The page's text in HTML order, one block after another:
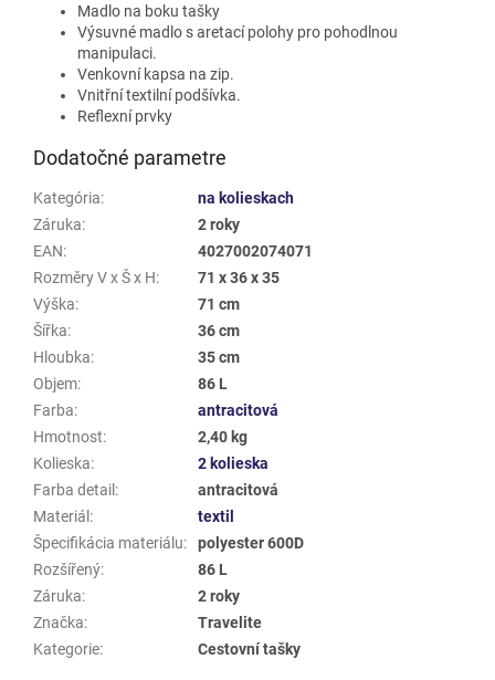
Madlo na boku tašky
Výsuvné madlo s aretací polohy pro pohodlnou
manipulaci.
Venkovní kapsa na zip.
Vnitřní textilní podšívka.
Reflexní prvky
Dodatočné parametre
Kategória:
na kolieskach
Záruka:
2 roky
EAN:
4027002074071
Rozměry V x Š x H:
71 x 36 x 35
Výška:
71 cm
Šířka:
36 cm
Hloubka:
35 cm
Objem:
86 L
Farba:
antracitová
Hmotnost:
2,40 kg
Kolieska:
2 kolieska
Farba detail :
antracitová
Materiál :
textil
Špecifikácia materiálu:
polyester 600D
Rozšířený:
86 L
Záruka:
2 roky
Značka:
Travelite
Kategorie: Cestovní tašky